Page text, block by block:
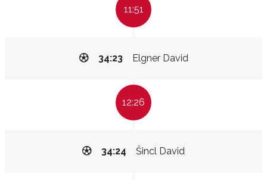
11:51
Elgner David
34:23
12:26
Šincl David
34:24